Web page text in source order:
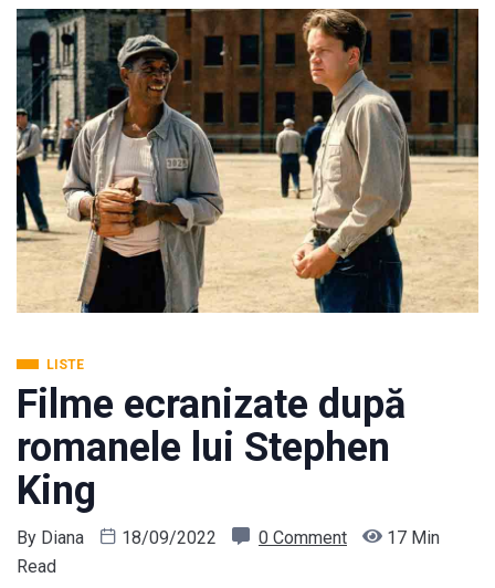
LISTE
Filme ecranizate după
romanele lui Stephen
King
By Diana 18/09/2022 0 Comment
17 Min
Read